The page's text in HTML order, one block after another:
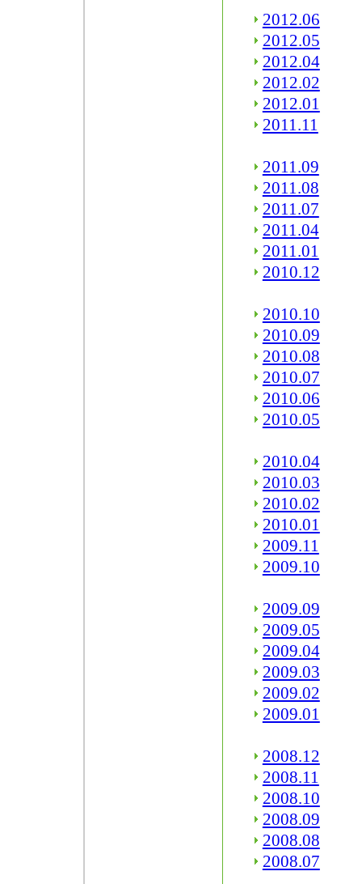
2012.06
2012.05
2012.04
2012.02
2012.01
2011.11
2011.09
2011.08
2011.07
2011.04
2011.01
2010.12
2010.10
2010.09
2010.08
2010.07
2010.06
2010.05
2010.04
2010.03
2010.02
2010.01
2009.11
2009.10
2009.09
2009.05
2009.04
2009.03
2009.02
2009.01
2008.12
2008.11
2008.10
2008.09
2008.08
2008.07